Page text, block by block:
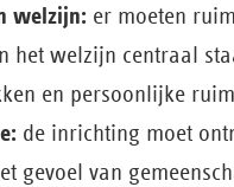
welzijn: er moeten
het welzijn centraal
en persoonlijke
de inrichting moet
gevoel van